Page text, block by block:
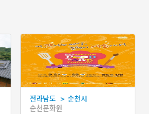
전라남도 > 순천시
순천문화원